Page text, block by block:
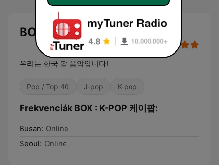
BOX : K-POP 케이팝
우리는 한국 팝 음악입니다!
Pop / Top 40 J-pop K-pop
Frekvenciák BOX : K-POP 케이팝:
Busan: Online
Seoul: Online